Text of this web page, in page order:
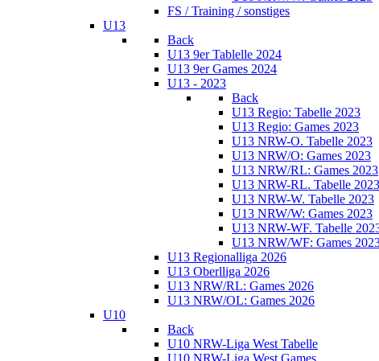
FS / Training / sonstiges
U13
Back
U13 9er Tablelle 2024
U13 9er Games 2024
U13 - 2023
Back
U13 Regio: Tabelle 2023
U13 Regio: Games 2023
U13 NRW-O. Tabelle 2023
U13 NRW/O: Games 2023
U13 NRW/RL: Games 2023
U13 NRW-RL. Tabelle 2023
U13 NRW-W. Tabelle 2023
U13 NRW/W: Games 2023
U13 NRW-WF. Tabelle
U13 NRW/WF: Games
U13 Regionalliga 2026
U13 Oberlliga 2026
U13 NRW/RL: Games 2026
U13 NRW/OL: Games 2026
U10
Back
U10 NRW-Liga West Tabelle
U10 NRW-Liga West Games